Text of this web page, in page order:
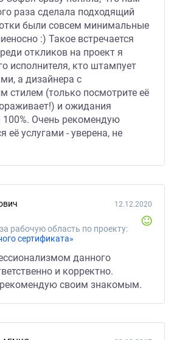
раза сделала подходящий
были совсем минимальные
:) Такое встречается
откликов на проект я
исполнителя, кто штампует
а дизайнера с
стилем (только посмотрите её
и ожидания
100%. Очень рекомендую
её услугами - уверена, не
рабочую область по проекту:
сертификата»
12.12.2020
данного
и корректно.
своим знакомым.